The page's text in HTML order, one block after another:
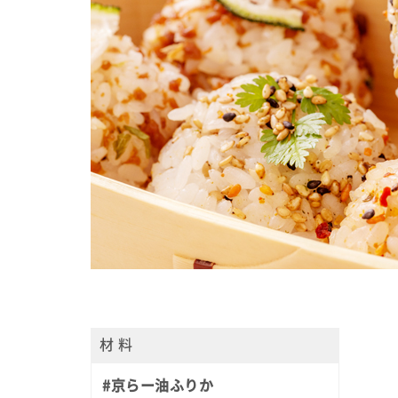
材 料
#京らー油ふりか